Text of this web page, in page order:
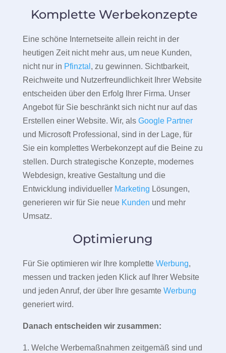
Komplette Werbekonzepte
Eine schöne Internetseite allein reicht in der
heutigen Zeit nicht mehr aus, um neue Kunden,
nicht nur in Pfinztal , zu gewinnen. Sichtbarkeit,
Reichweite und Nutzerfreundlichkeit Ihrer Website
entscheiden über den Erfolg Ihrer Firma. Unser
Angebot für Sie beschränkt sich nicht nur auf das
Erstellen einer Website. Wir, als Google Partner
und Microsoft Professional, sind in der Lage, für
Sie ein komplettes Werbekonzept auf die Beine zu
stellen. Durch strategische Konzepte, modernes
Webdesign, kreative Gestaltung und die
Entwicklung individueller Marketing Lösungen,
generieren wir für Sie neue Kunden und mehr
Umsatz.
Optimierung
Für Sie optimieren wir Ihre komplette Werbung,
messen und tracken jeden Klick auf Ihrer Website
und jeden Anruf, der über Ihre gesamte Werbung
generiert wird.
Danach entscheiden wir zusammen:
1. Welche Werbemaßnahmen zeitgemäß sind und